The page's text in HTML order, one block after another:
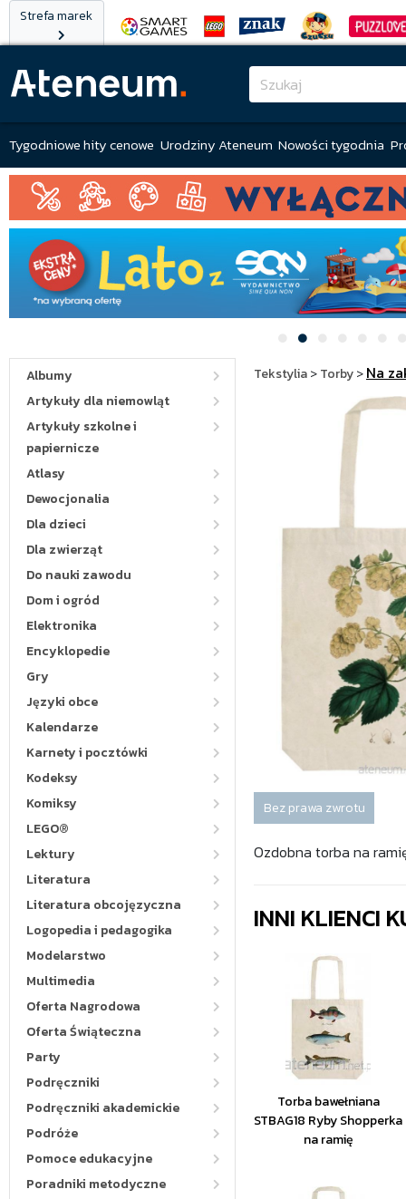
Strefa marek
Tygodniowe hity cenowe Urodziny Ateneum Nowości tygodnia
Albumy
Artykuły dla niemowląt
Artykuły szkolne i
papiernicze
Atlasy
Dewocjonalia
Dla dzieci
Dla zwierząt
Do nauki zawodu
Dom i ogród
Elektronika
Encyklopedie
Gry
Języki obce
Kalendarze
Karnety i pocztówki
Kodeksy
Komiksy
LEGO®
Lektury
Literatura
Literatura obcojęzyczna
Logopedia i pedagogika
Modelarstwo
Multimedia
Oferta Nagrodowa
Oferta Świąteczna
Party
Podręczniki
Podręczniki akademickie
Podróże
Pomoce edukacyjne
Poradniki metodyczne
Tekstylia>Torby>Na
Bez prawa zwrotu
Ozdobna torba na
INNI KLIENCI
Torba bawełniana
STBAG18 Ryby Shopperka
na ramię